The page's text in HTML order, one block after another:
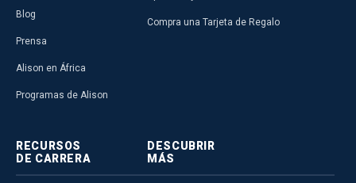
Blog
Prensa
Alison en África
Programas de Alison
Compra una Tarjeta de Regalo
RECURSOS
DE CARRERA
DESCUBRIR
MÁS